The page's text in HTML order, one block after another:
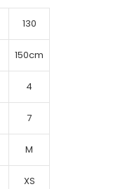
130
150cm
4
7
M
XS